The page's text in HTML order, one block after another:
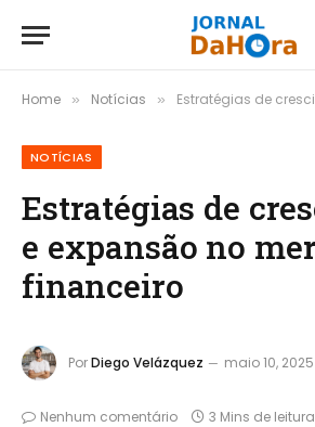
Home » Notícias » Estratégias de crescimento e
NOTÍCIAS
Estratégias de
e expansão no
financeiro
PorDiego Velázquez maio 10, 2025
Nenhum comentário 3 Mins de leitura